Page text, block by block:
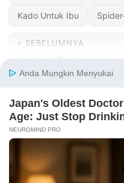
Kado Untuk Ibu
« SEBELUMNYA
Platinum Cineplex
Pandan Tapanuli
Tengah Hari Ini